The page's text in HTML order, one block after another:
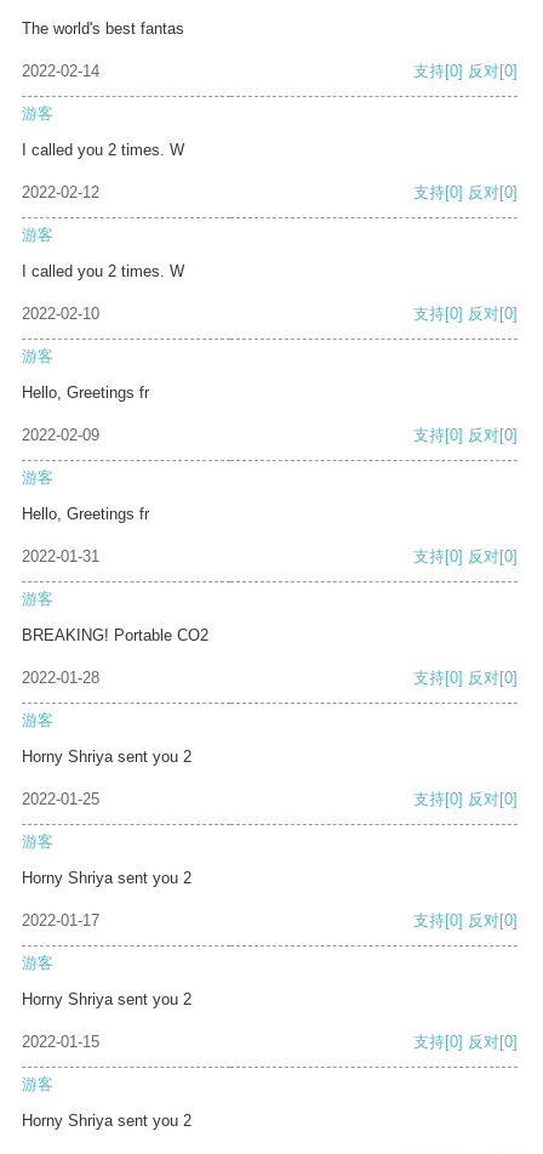
The world's best fantas
2022-02-14 支持[0] 反对[0]
游客
I called you 2 times. W
2022-02-12 支持[0] 反对[0]
游客
I called you 2 times. W
2022-02-10 支持[0] 反对[0]
游客
Hello, Greetings fr
2022-02-09 支持[0] 反对[0]
游客
Hello, Greetings fr
2022-01-31 支持[0] 反对[0]
游客
BREAKING! Portable CO2
2022-01-28 支持[0] 反对[0]
游客
Horny Shriya sent you 2
2022-01-25 支持[0] 反对[0]
游客
Horny Shriya sent you 2
2022-01-17 支持[0] 反对[0]
游客
Horny Shriya sent you 2
2022-01-15 支持[0] 反对[0]
游客
Horny Shriya sent you 2